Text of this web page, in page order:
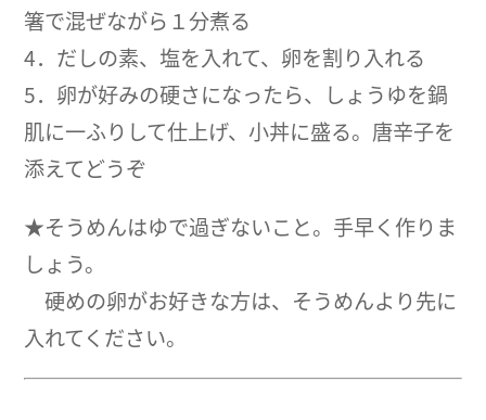
箸で混ぜながら１分煮る
4．だしの素、塩を入れて、卵を割り入れる
5．卵が好みの硬さになったら、しょうゆを鍋
肌に一ふりして仕上げ、小丼に盛る。唐辛子を
添えてどうぞ
★そうめんはゆで過ぎないこと。手早く作りま
しょう。
硬めの卵がお好きな方は、そうめんより先に
入れてください。